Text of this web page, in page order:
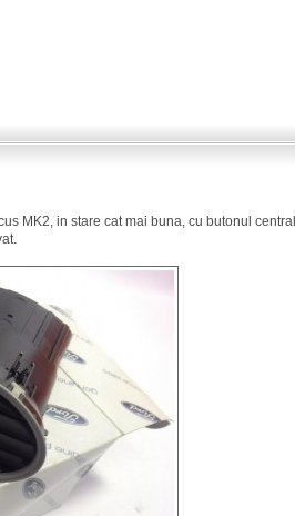
MK2, in stare cat mai buna, cu butonul